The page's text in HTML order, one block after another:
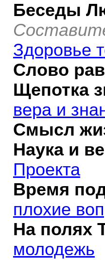
Беседы
Здоровье
Слово
Щепотка
вера и
Смысл
Наука и
Проекта
Время
плохие
На полях
молодежь